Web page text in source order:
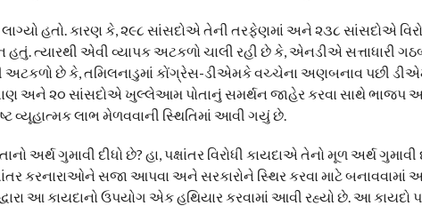
હતો. કારણ કે, ૨૯૮ સાંસદોએ તેની તરફેણમાં અને ૨૩૮ સાંસદોએ
ત્યારથી એવી વ્યાપક અટકળો ચાલી રહી છે કે, એનડીએ સત્તાધારી
અટકળો છે કે, તમિલનાડુમાં કોંગ્રેસ-ડીએમકે વચ્ચેના અણબનાવ પછી
અને ૨૦ સાંસદોએ ખુલ્લેઆમ પોતાનું સમર્થન જાહેર કરવા સાથે ભાજપ
લાભ મેળવવાની સ્થિતિમાં આવી ગયું છે.
અર્થ ગુમાવી દીધો છે? હા, પક્ષાંતર વિરોધી કાયદાએ તેનો મૂળ અર્થ
કરનારાઓને સજા આપવા અને સરકારોને સ્થિર કરવા માટે બનાવવામાં
દ્વારા આ કાયદાનો ઉપયોગ એક હથિયાર કરવામાં આવી રહ્યો છે. આ